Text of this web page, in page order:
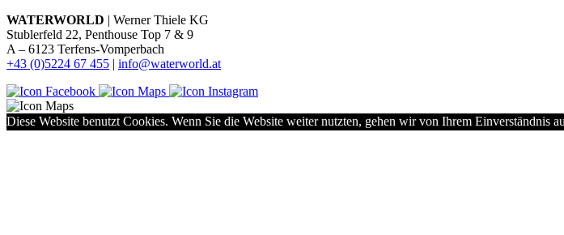
WATERWORLD | Werner Thiele KG
Stublerfeld 22, Penthouse Top 7 & 9
A – 6123 Terfens-Vomperbach
+43 (0)5224 67 455 | info@waterworld.at
Diese Website benutzt Cookies. Wenn Sie die Website weiter nutzten, gehen wir von Ihrem Einverständnis